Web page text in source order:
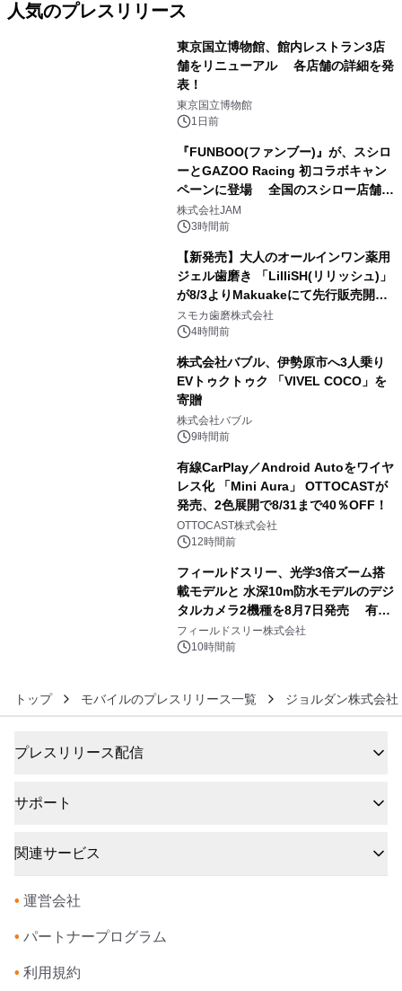
人気のプレスリリース
東京国立博物館、館内レストラン3店
舗をリニューアル 各店舗の詳細を発
表！
東京国立博物館
1日前
『FUNBOO(ファンブー)』が、スシロ
ーとGAZOO Racing 初コラボキャン
ペーンに登場 全国のスシロー店舗で
GR 4車種の FUNBOO(ミニカー)付き
メニューが展開されます
株式会社JAM
3時間前
【新発売】大人のオールインワン薬用
ジェル歯磨き 「LilliSH(リリッシュ)」
が8/3よりMakuakeにて先行販売開
始！
スモカ歯磨株式会社
4時間前
株式会社バブル、伊勢原市へ3人乗り
EVトゥクトゥク 「VIVEL COCO」を
寄贈
株式会社バブル
9時間前
有線CarPlay／Android Autoをワイヤ
レス化 「Mini Aura」 OTTOCASTが
発売、2色展開で8/31まで40％OFF！
OTTOCAST株式会社
12時間前
フィールドスリー、光学3倍ズーム搭
載モデルと 水深10m防水モデルのデジ
タルカメラ2機種を8月7日発売 有効
約1300万画素、用途別に選べるコンデ
ジ新登場
フィールドスリー株式会社
10時間前
トップ モバイルのプレスリリース一覧 ジョルダン株式会社
プレスリリース配信
サポート
関連サービス
• 運営会社
• パートナープログラム
• 利用規約